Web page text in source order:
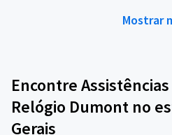
Mostrar
Encontre
Relógio Dumont no
Gerais